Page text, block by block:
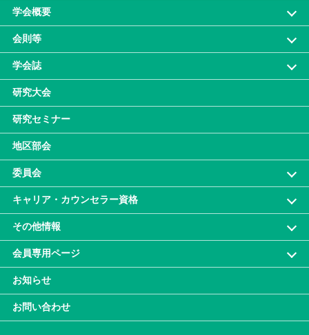
学会概要
会則等
学会誌
研究大会
研究セミナー
地区部会
委員会
キャリア・カウンセラー資格
その他情報
会員専⽤ページ
お知らせ
お問い合わせ